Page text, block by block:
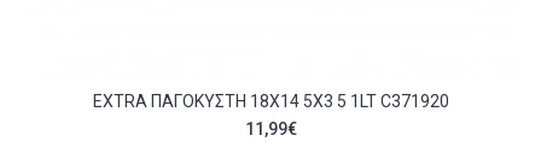
EXTRA ΠΑΓΟΚΎΣΤΗ 18X14 5X3 5 1LT C371920
11,99€